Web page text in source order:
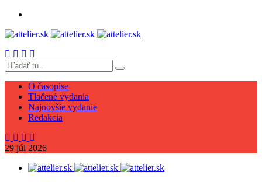
O časopise
Tlačené vydania
Najnovšie vydanie
Redakcia
29 júl 2026